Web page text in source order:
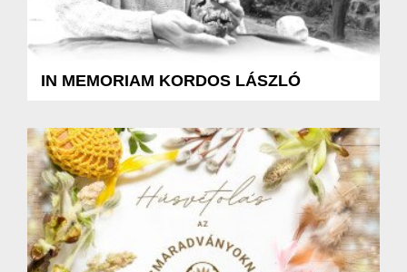
IN MEMORIAM KORDOS LÁSZLÓ